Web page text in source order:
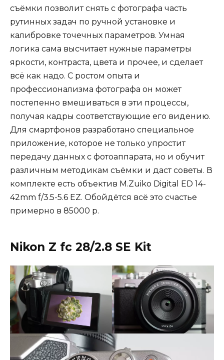
съёмки позволит снять с фотографа часть
рутинных задач по ручной установке и
калибровке точечных параметров. Умная
логика сама высчитает нужные параметры
яркости, контраста, цвета и прочее, и сделает
всё как надо. С ростом опыта и
профессионализма фотографа он может
постепенно вмешиваться в эти процессы,
получая кадры соответствующие его видению.
Для смартфонов разработано специальное
приложение, которое не только упростит
передачу данных с фотоаппарата, но и обучит
различным методикам съёмки и даст советы. В
комплекте есть объектив M.Zuiko Digital ED 14-
42mm f/3.5-5.6 EZ. Обойдётся всё это счастье
примерно в 85000 р.
Nikon Z fc 28/2.8 SE Kit